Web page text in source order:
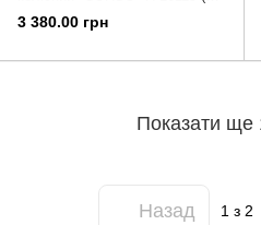
ручне гальмо, дзвіночок, доп.
колеса, в коробці
3 380.00 грн
Показати ще
Назад 1з 2